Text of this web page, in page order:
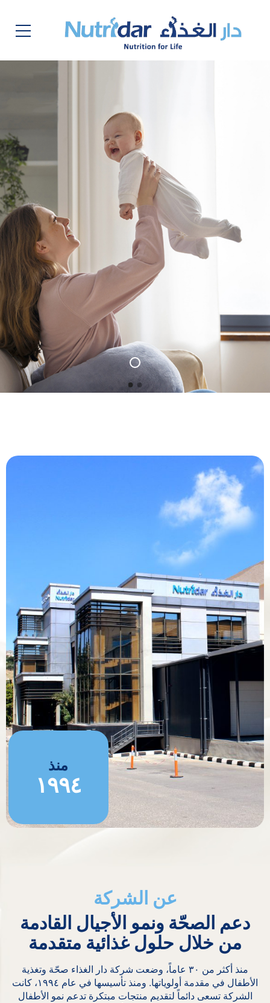
منذ
١٩٩٤
عن الشركة
دعم الصحّة ونمو الأجيال القادمة
من خلال حلول غذائية متقدمة
منذ أكثر من ٣٠ عاماً، وضعت شركة دار الغذاء صحّة وتغذية
الأطفال في مقدمة أولوياتها. ومنذ تأسيسها في عام ١٩٩٤، كانت
الشركة تسعى دائماً لتقديم منتجات مبتكرة تدعم نمو الأطفال